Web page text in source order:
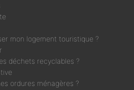
mon logement touristique ?
déchets recyclables ?
ordures ménagères ?